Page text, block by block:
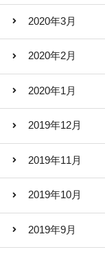
2020年3月
2020年2月
2020年1月
2019年12月
2019年11月
2019年10月
2019年9月